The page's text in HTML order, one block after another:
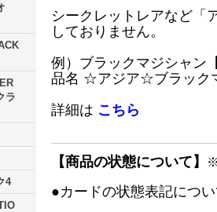
ラ
4
シークレットレアなど「
しておりません。
例）ブラックマジシャン
品名 ☆アジア☆ブラック
詳細は こちら
【商品の状態について】
●カードの状態表記につ